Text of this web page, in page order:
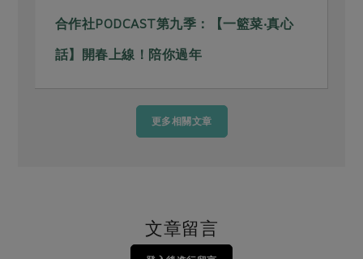
合作社PODCAST第九季：【一籃菜‧真心
話】開春上線！陪你過年
更多相關文章
文章留言